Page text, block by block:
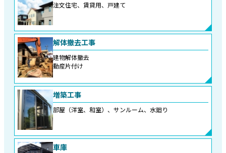
注文住宅、賃貸用、戸建て
解体撤去工事
建物解体撤去
動産片付け
増築工事
部屋（洋室、和室）、サンルーム、水廻り
車庫